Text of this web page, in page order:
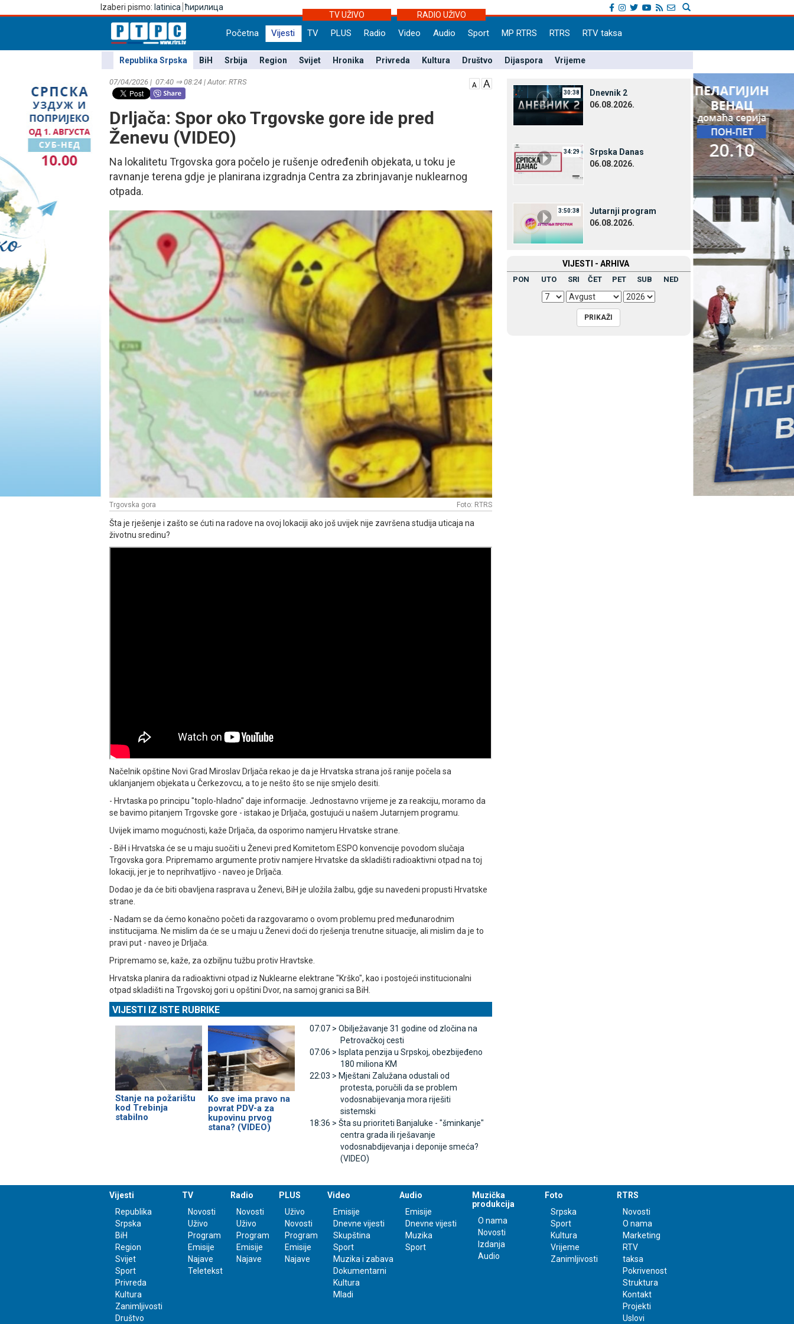
Izaberi pismo: latinica ћирилица
TV UŽIVO
RADIO UŽIVO
Početna Vijesti TV PLUS Radio Video Audio Sport MP RTRS RTRS RTV taksa
Republika Srpska BiH Srbija Region Svijet Hronika Privreda Kultura Društvo Dijaspora Vrijeme
07/04/2026 | 07:40 ⇒ 08:24 | Autor: RTRS
Drljača: Spor oko Trgovske gore ide pred
Ženevu (VIDEO)
Na lokalitetu Trgovska gora počelo je rušenje određenih objekata, u toku je
ravnanje terena gdje je planirana izgradnja Centra za zbrinjavanje nuklearnog
otpada.
Trgovska gora Foto: RTRS
Šta je rješenje i zašto se ćuti na radove na ovoj lokaciji ako još uvijek nije završena studija uticaja na
životnu sredinu?
Načelnik opštine Novi Grad Miroslav Drljača rekao je da je Hrvatska strana još ranije počela sa
uklanjanjem objekata u Čerkezovcu, a to je nešto što se nije smjelo desiti.
- Hrvtaska po principu "toplo-hladno" daje informacije. Јednostavno vrijeme je za reakciju, moramo da
se bavimo pitanjem Trgovske gore - istakao je Drljača, gostujući u našem Јutarnjem programu.
Uvijek imamo mogućnosti, kaže Drljača, da osporimo namjeru Hrvatske strane.
- BiH i Hrvatska će se u maju suočiti u Ženevi pred Komitetom ESPO konvencije povodom slučaja
Trgovska gora. Pripremamo argumente protiv namjere Hrvatske da skladišti radioaktivni otpad na toj
lokaciji, jer je to neprihvatljivo - naveo je Drljača.
Dodao je da će biti obavljena rasprava u Ženevi, BiH je uložila žalbu, gdje su navedeni propusti Hrvatske
strane.
- Nadam se da ćemo konačno početi da razgovaramo o ovom problemu pred međunarodnim
institucijama. Ne mislim da će se u maju u Ženevi doći do rješenja trenutne situacije, ali mislim da je to
pravi put - naveo je Drljača.
Pripremamo se, kaže, za ozbiljnu tužbu protiv Hravtske.
Hrvatska planira da radioaktivni otpad iz Nuklearne elektrane "Krško", kao i postojeći institucionalni
otpad skladišti na Trgovskoj gori u opštini Dvor, na samoj granici sa BiH.
VIJESTI IZ ISTE RUBRIKE
Stanje na požarištu
kod Trebinja
stabilno
Ko sve ima pravo na
povrat PDV-a za
kupovinu prvog
stana? (VIDEO)
07:07 > Obilježavanje 31 godine od zločina na
Petrovačkoj cesti
07:06 > Isplata penzija u Srpskoj, obezbijeđeno
180 miliona KM
22:03 > Mještani Zalužana odustali od
protesta, poručili da se problem
vodosnabijevanja mora riješiti
sistemski
18:36 > Šta su prioriteti Banjaluke - "šminkanje"
centra grada ili rješavanje
vodosnabdijevanja i deponije smeća?
(VIDEO)
30:38
Dnevnik 2
06.08.2026.
34:29
Srpska Danas
06.08.2026.
3:50:38
Јutarnji program
06.08.2026.
VIЈESTI - ARHIVA
PON UTO SRI ČET PET SUB NED
Vijesti
Republika
Srpska
BiH
Region
Svijet
Sport
Privreda
Kultura
Zanimljivosti
Društvo
TV
Novosti
Uživo
Program
Emisije
Najave
Teletekst
Radio
Novosti
Uživo
Program
Emisije
Najave
PLUS
Uživo
Novosti
Program
Emisije
Najave
Video
Emisije
Dnevne vijesti
Skupština
Sport
Muzika i zabava
Dokumentarni
Kultura
Mladi
Audio
Emisije
Dnevne vijesti
Muzika
Sport
Muzička
produkcija
O nama
Novosti
Izdanja
Audio
Foto
Srpska
Sport
Kultura
Vrijeme
Zanimljivosti
RTRS
Novosti
O nama
Marketing
RTV
taksa
Pokrivenost
Struktura
Kontakt
Projekti
Uslovi